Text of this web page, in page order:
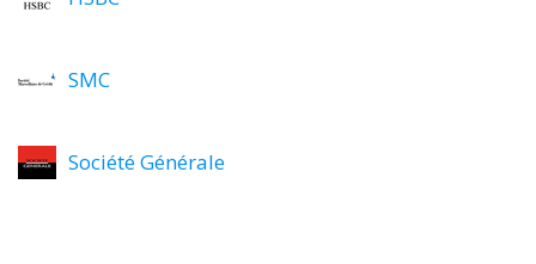
SMC
Société Générale